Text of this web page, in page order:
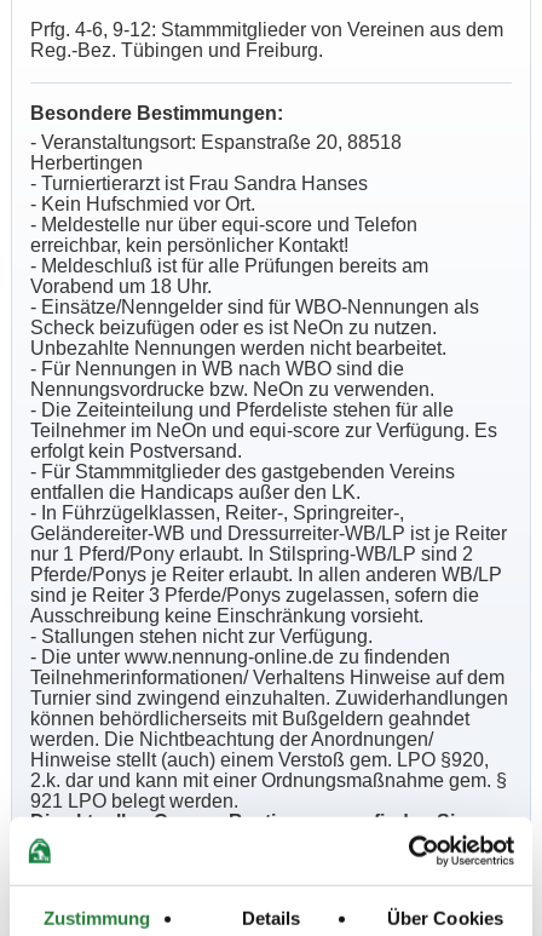
Zustimmung Details Über Cookies
Prfg. 4-6, 9-12: Stammmitglieder von Vereinen aus dem
Reg.-Bez. Tübingen und Freiburg.
Besondere Bestimmungen:
- Veranstaltungsort: Espanstraße 20, 88518
Herbertingen
- Turniertierarzt ist Frau Sandra Hanses
- Kein Hufschmied vor Ort.
- Meldestelle nur über equi-score und Telefon
erreichbar, kein persönlicher Kontakt!
- Meldeschluß ist für alle Prüfungen bereits am
Vorabend um 18 Uhr.
- Einsätze/Nenngelder sind für WBO-Nennungen als
Scheck beizufügen oder es ist NeOn zu nutzen.
Unbezahlte Nennungen werden nicht bearbeitet.
- Für Nennungen in WB nach WBO sind die
Nennungsvordrucke bzw. NeOn zu verwenden.
- Die Zeiteinteilung und Pferdeliste stehen für alle
Teilnehmer im NeOn und equi-score zur Verfügung. Es
erfolgt kein Postversand.
- Für Stammmitglieder des gastgebenden Vereins
entfallen die Handicaps außer den LK.
- In Führzügelklassen, Reiter-, Springreiter-,
Geländereiter-WB und Dressurreiter-WB/LP ist je Reiter
nur 1 Pferd/Pony erlaubt. In Stilspring-WB/LP sind 2
Pferde/Ponys je Reiter erlaubt. In allen anderen WB/LP
sind je Reiter 3 Pferde/Ponys zugelassen, sofern die
Ausschreibung keine Einschränkung vorsieht.
- Stallungen stehen nicht zur Verfügung.
- Die unter www.nennung-online.de zu findenden
Teilnehmerinformationen/ Verhaltens Hinweise auf dem
Turnier sind zwingend einzuhalten. Zuwiderhandlungen
können behördlicherseits mit Bußgeldern geahndet
werden. Die Nichtbeachtung der Anordnungen/
Hinweise stellt (auch) einem Verstoß gem. LPO §920,
2.k. dar und kann mit einer Ordnungsmaßnahme gem. §
921 LPO belegt werden.
Die aktuellen Corona-Bestimmungen finden Sie
unter: www.nennung-
online.de/Teilnehmerinformationen
Bestimmungen Oberschwaben-Junioren-Cup Infos
im Internet unter: www.rfv-herbertingen.de und in
NeOn / Teilnehmerinformationen